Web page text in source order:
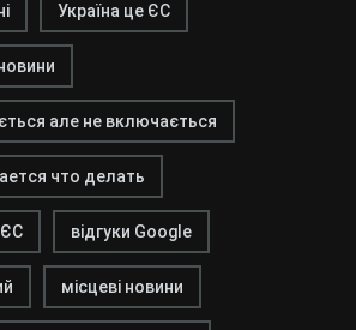
Україна це ЄС
але не включається
что делать
ЄС відгуки Google
місцеві новини